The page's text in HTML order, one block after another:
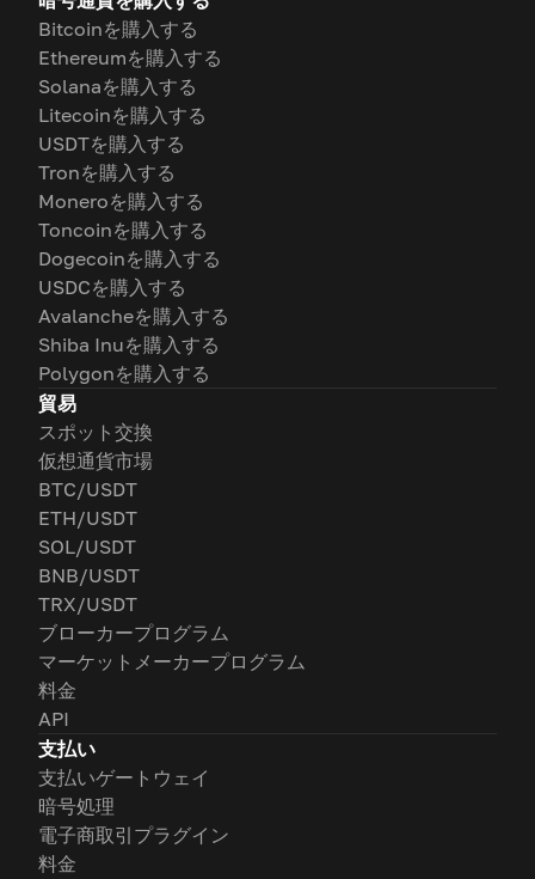
Bitcoinを購入する
Ethereumを購入する
Solanaを購入する
Litecoinを購入する
USDTを購入する
Tronを購入する
Moneroを購入する
Toncoinを購入する
Dogecoinを購入する
USDCを購入する
Avalancheを購入する
Shiba Inuを購入する
Polygonを購入する
貿易
スポット交換
仮想通貨市場
BTC/USDT
ETH/USDT
SOL/USDT
BNB/USDT
TRX/USDT
ブローカープログラム
マーケットメーカープログラム
料金
API
支払い
支払いゲートウェイ
暗号処理
電子商取引プラグイン
料金